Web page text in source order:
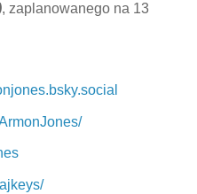
, zaplanowanego na 13